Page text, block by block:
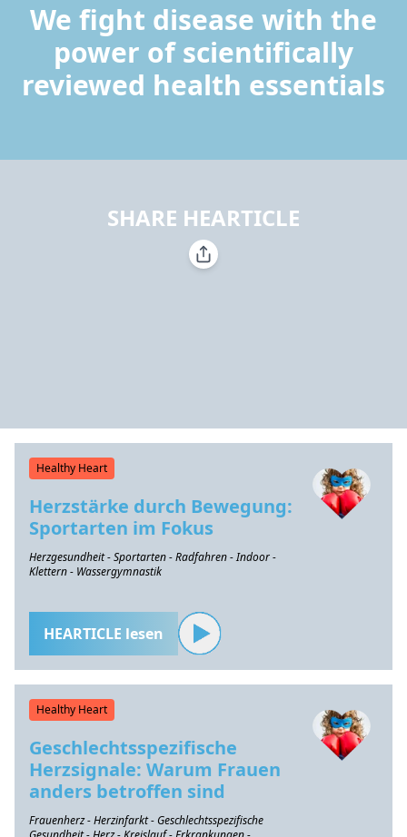
We fight disease with the
power of scientifically
reviewed health essentials
SHARE HEARTICLE
Healthy Heart
Herzstärke durch Bewegung:
Sportarten im Fokus
Herzgesundheit - Sportarten - Radfahren - Indoor -
Klettern - Wassergymnastik
HEARTICLE lesen
Healthy Heart
Geschlechtsspezifische
Herzsignale: Warum Frauen
anders betroffen sind
Frauenherz - Herzinfarkt - Geschlechtsspezifische